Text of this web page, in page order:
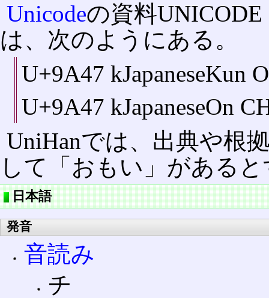
Unicodeの資料
は、次のようにある。
U+9A47 kJapaneseKun
U+9A47 kJapaneseOn
UniHanでは、出典や根
して「おもい」がある
日本語
発音
音読み
チ